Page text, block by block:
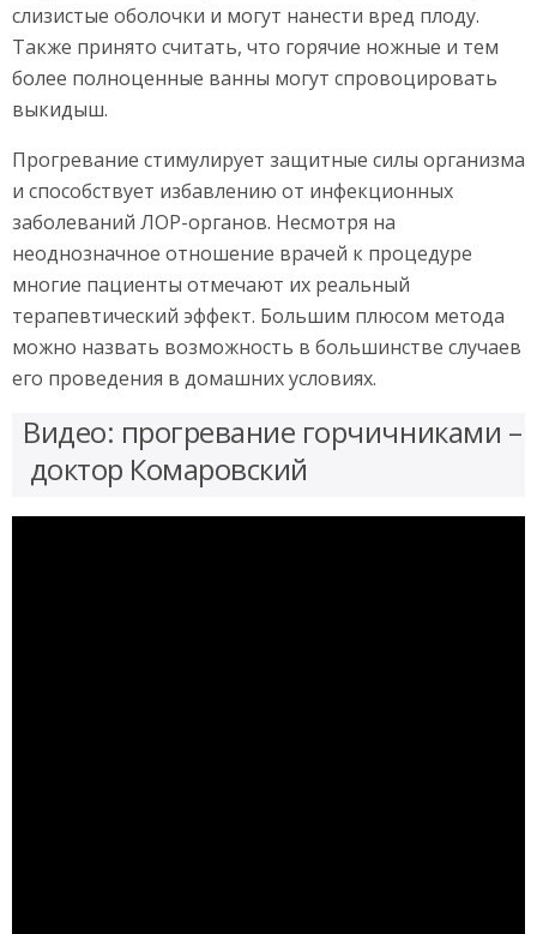
слизистые оболочки и могут нанести вред плоду.
Также принято считать, что горячие ножные и тем
более полноценные ванны могут спровоцировать
выкидыш.
Прогревание стимулирует защитные силы организма
и способствует избавлению от инфекционных
заболеваний ЛОР-органов. Несмотря на
неоднозначное отношение врачей к процедуре
многие пациенты отмечают их реальный
терапевтический эффект. Большим плюсом метода
можно назвать возможность в большинстве случаев
его проведения в домашних условиях.
Видео: прогревание горчичниками –
доктор Комаровский